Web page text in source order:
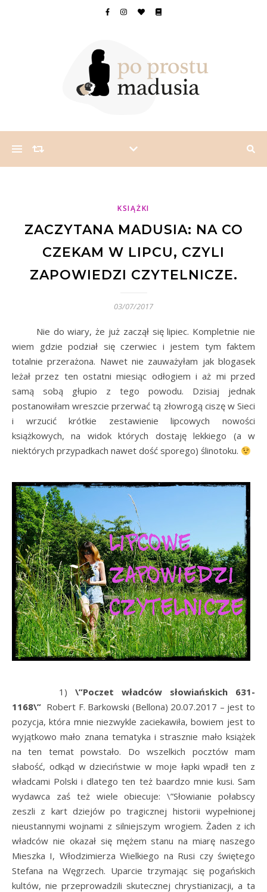
KSIĄŻKI
ZACZYTANA MADUSIA: NA CO
CZEKAM W LIPCU, CZYLI
ZAPOWIEDZI CZYTELNICZE.
03/07/2017
Nie do wiary, że już zaczął się lipiec. Kompletnie nie
wiem gdzie podział się czerwiec i jestem tym faktem
totalnie przerażona. Nawet nie zauważyłam jak blogasek
leżał przez ten ostatni miesiąc odłogiem i aż mi przed
samą sobą głupio z tego powodu. Dzisiaj jednak
postanowiłam wreszcie przerwać tą złowrogą ciszę w Sieci
i wrzucić krótkie zestawienie lipcowych nowości
książkowych, na widok których dostaję lekkiego (a w
niektórych przypadkach nawet dość sporego) ślinotoku.
1) \”Poczet władców słowiańskich 631-
1168\” Robert F. Barkowski (Bellona) 20.07.2017 – jest to
pozycja, która mnie niezwykle zaciekawiła, bowiem jest to
wyjątkowo mało znana tematyka i strasznie mało książek
na ten temat powstało. Do wszelkich pocztów mam
słabość, odkąd w dzieciństwie w moje łapki wpadł ten z
władcami Polski i dlatego ten też baardzo mnie kusi. Sam
wydawca zaś też wiele obiecuje: \”Słowianie połabscy
zeszli z kart dziejów po tragicznej historii wypełnionej
nieustannymi wojnami z silniejszym wrogiem. Żaden z ich
władców nie okazał się mężem stanu na miarę naszego
Mieszka I, Włodzimierza Wielkiego na Rusi czy świętego
Stefana na Węgrzech. Uparcie trzymając się pogańskich
kultów, nie przeprowadzili skutecznej chrystianizacji, a ta